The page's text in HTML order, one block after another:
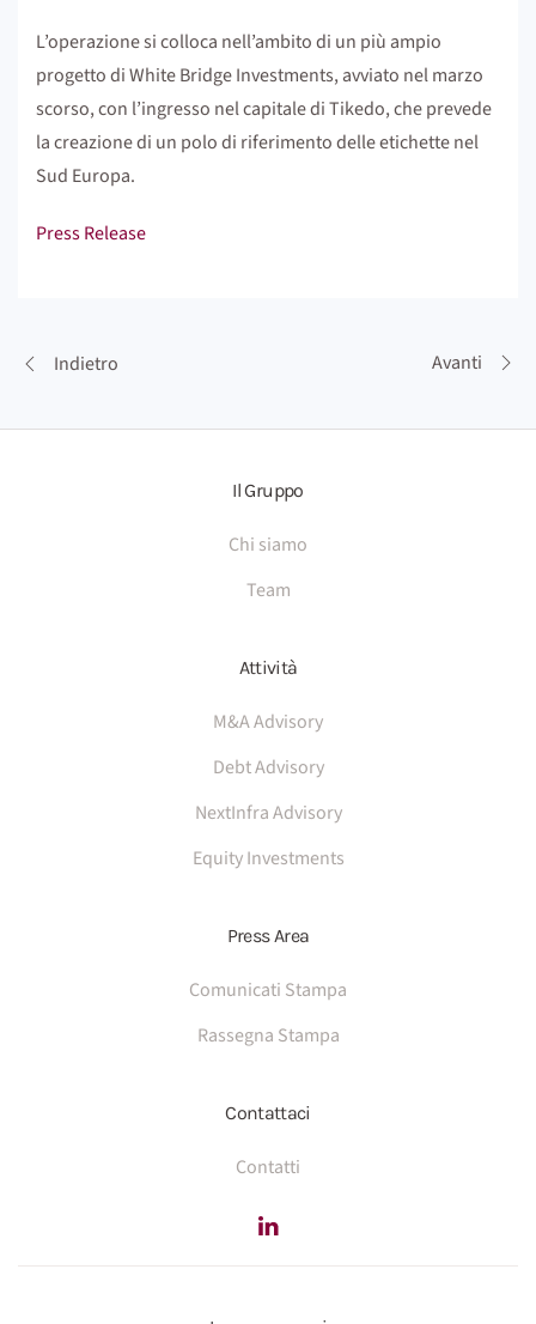
L’operazione si colloca nell’ambito di un più ampio
progetto di White Bridge Investments, avviato nel marzo
scorso, con l’ingresso nel capitale di Tikedo, che prevede
la creazione di un polo di riferimento delle etichette nel
Sud Europa.
Press Release
Indietro Avanti
Il Gruppo
Chi siamo
Team
Attività
M&A Advisory
Debt Advisory
NextInfra Advisory
Equity Investments
Press Area
Comunicati Stampa
Rassegna Stampa
Contattaci
Contatti